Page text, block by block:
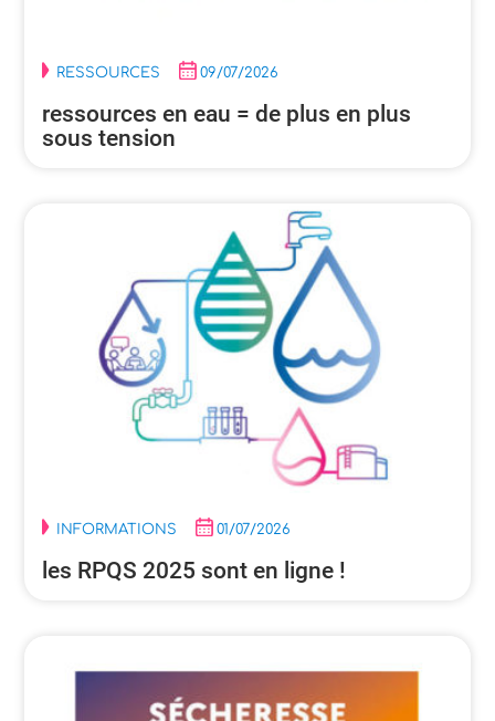
RESSOURCES 09/07/2026
ressources en eau = de plus en plus
sous tension
INFORMATIONS 01/07/2026
les RPQS 2025 sont en ligne !